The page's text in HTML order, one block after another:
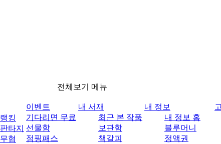
전체보기 메뉴
랭킹
판타지
무협
이벤트
기다리면 무료
선물함
점핑패스
내 서재
최근 본 작품
보관함
책갈피
내 정보
내 정보 홈
블루머니
정액권